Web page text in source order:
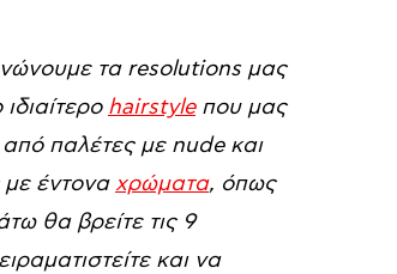
τα resolutions μας
hairstyleπου μας
παλέτες με nude και
έντοναχρώματα, όπως
θα βρείτε τις 9
και να